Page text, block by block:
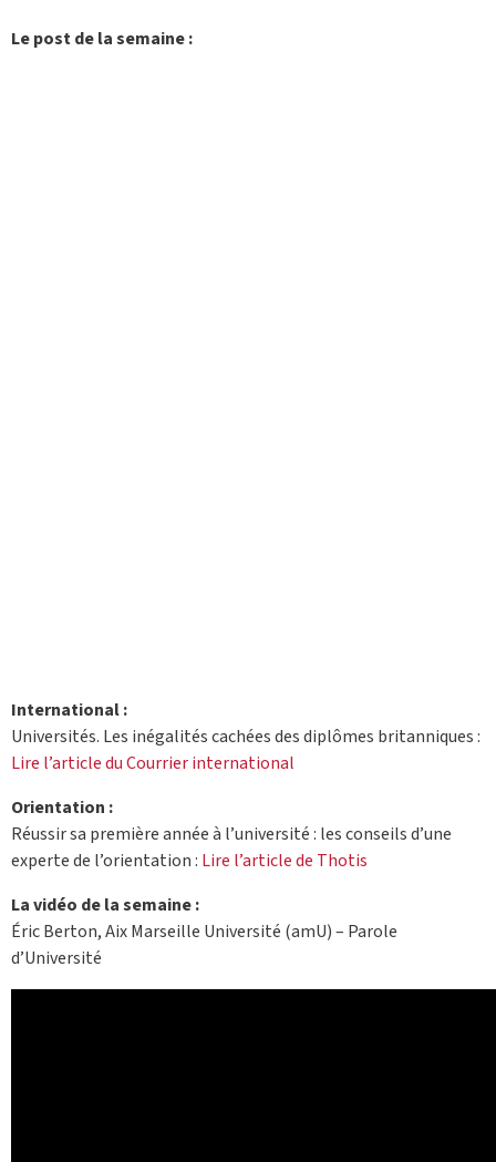
Le post de la semaine :
International :
Universités. Les inégalités cachées des diplômes britanniques :
Lire l’article du Courrier international
Orientation :
Réussir sa première année à l’université : les conseils d’une
experte de l’orientation : Lire l’article de Thotis
La vidéo de la semaine :
Éric Berton, Aix Marseille Université (amU) – Parole
d’Université